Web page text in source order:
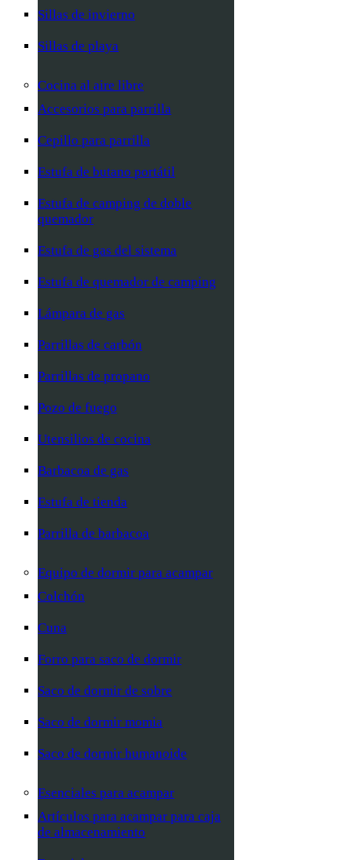
Sillas de invierno
Sillas de playa
Cocina al aire libre
Accesorios para parrilla
Cepillo para parrilla
Estufa de butano portátil
Estufa de camping de doble
quemador
Estufa de gas del sistema
Estufa de quemador de camping
Lámpara de gas
Parrillas de carbón
Parrillas de propano
Pozo de fuego
Utensilios de cocina
Barbacoa de gas
Estufa de tienda
Parrilla de barbacoa
Equipo de dormir para acampar
Colchón
Cuna
Forro para saco de dormir
Saco de dormir de sobre
Saco de dormir momia
Saco de dormir humanoide
Esenciales para acampar
Artículos para acampar para caja
de almacenamiento